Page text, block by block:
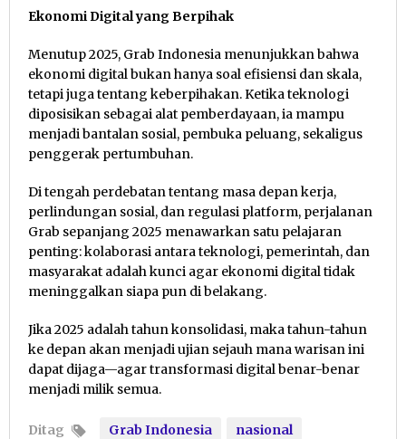
Ekonomi Digital yang Berpihak
Menutup 2025, Grab Indonesia menunjukkan bahwa
ekonomi digital bukan hanya soal efisiensi dan skala,
tetapi juga tentang keberpihakan. Ketika teknologi
diposisikan sebagai alat pemberdayaan, ia mampu
menjadi bantalan sosial, pembuka peluang, sekaligus
penggerak pertumbuhan.
Di tengah perdebatan tentang masa depan kerja,
perlindungan sosial, dan regulasi platform, perjalanan
Grab sepanjang 2025 menawarkan satu pelajaran
penting: kolaborasi antara teknologi, pemerintah, dan
masyarakat adalah kunci agar ekonomi digital tidak
meninggalkan siapa pun di belakang.
Jika 2025 adalah tahun konsolidasi, maka tahun-tahun
ke depan akan menjadi ujian sejauh mana warisan ini
dapat dijaga—agar transformasi digital benar-benar
menjadi milik semua.
Ditag Grab Indonesia
nasional